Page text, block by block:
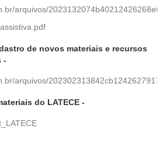
arquivos/
de novos materiais e recursos
-
arquivos/
do LATECE -